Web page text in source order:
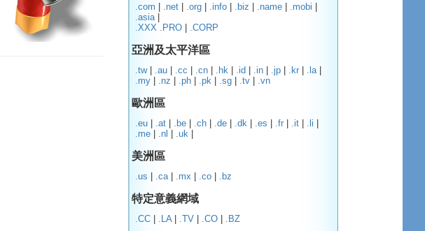
.com | .net | .org | .info | .biz | .name | .mobi |
.asia |
.XXX
.PRO | .CORP
亞洲及太平洋區
.tw| .au | .cc | .cn | .hk | .id | .in | .jp | .kr | .la |
.my | .nz | .ph | .pk | .sg | .tv | .vn
歐洲區
.eu | .at | .be | .ch | .de | .dk | .es | .fr | .it | .li |
.me | .nl | .uk |
美洲區
.us | .ca | .mx | .co | .bz
特定意義網域
.CC | .LA | .TV | .CO | .BZ